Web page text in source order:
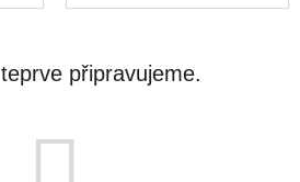
připravujeme.